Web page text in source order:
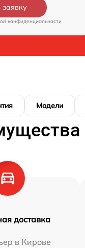
заявку
конфиденциальности
Модели
доставка
в Кирове